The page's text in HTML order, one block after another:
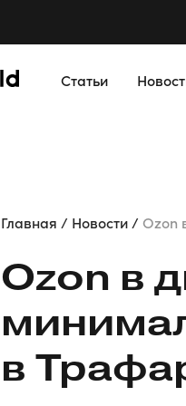
Статьи
Главная Новости Ozon
Ozon в
в